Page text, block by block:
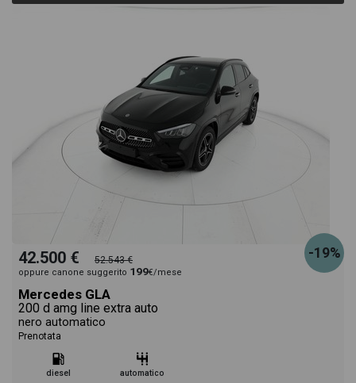
-19%
42.500 € 52.543 €
oppure canone suggerito 199€/mese
Mercedes GLA
200 d amg line extra auto
nero automatico
Prenotata
diesel automatico